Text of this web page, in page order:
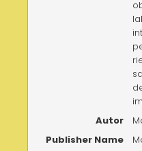
Autor
Publisher Name